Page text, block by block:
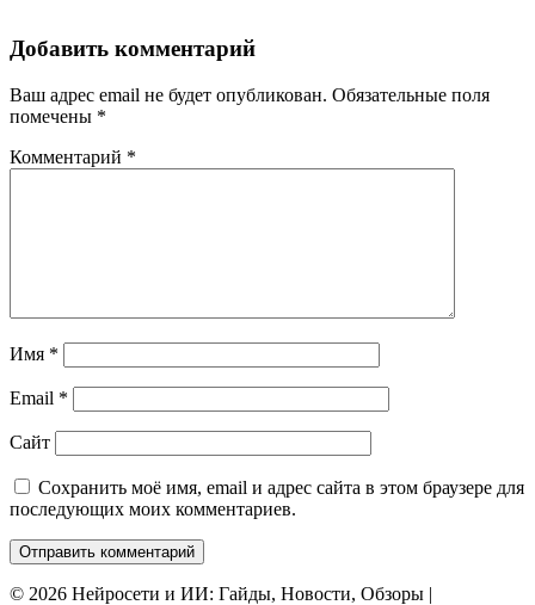
Добавить комментарий
Ваш адрес email не будет опубликован. Обязательные поля
помечены *
Комментарий *
Имя *
Email *
Сайт
Сохранить моё имя, email и адрес сайта в этом браузере для
последующих моих комментариев.
© 2026 Нейросети и ИИ: Гайды, Новости, Обзоры |